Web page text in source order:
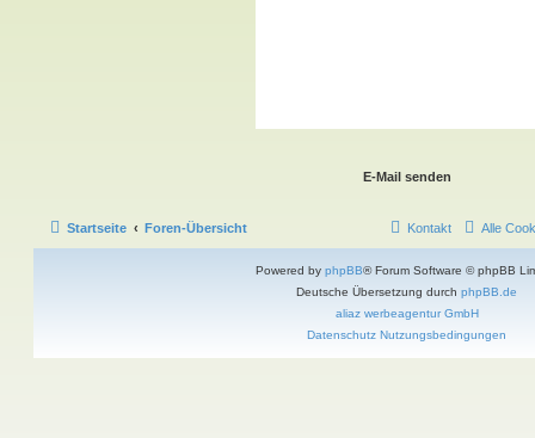
Startseite Foren-Übersicht Alle
Kontakt
Powered by phpBB® Forum Software © phpBB
Deutsche Übersetzung durch phpBB.de
aliaz werbeagentur GmbH
Datenschutz Nutzungsbedingungen